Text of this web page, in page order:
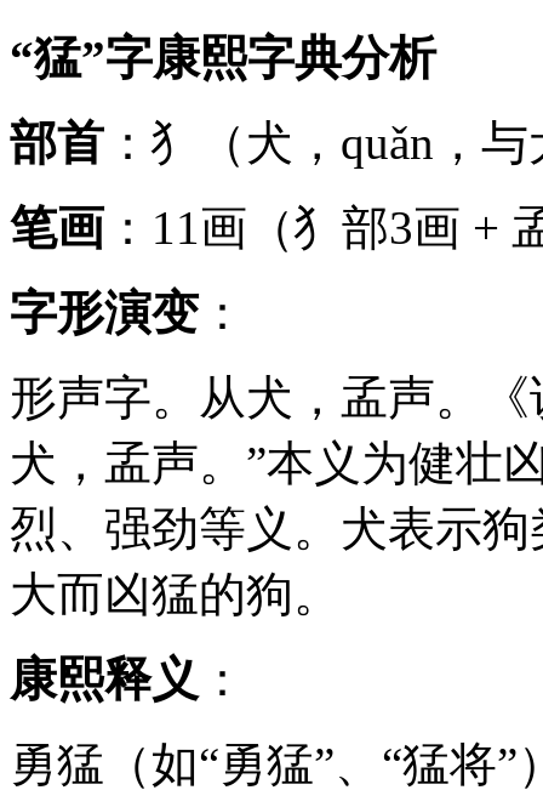
“猛”字康熙字典分析
部首 ：犭（犬，quǎn，
笔画 ：11画（犭部3画 +
字形演变：
形声字。从犬，孟声。
犬，孟声。”本义为健壮
烈、强劲等义。犬表示
大而凶猛的狗。
康熙释义 ：
勇猛（如“勇猛”、“猛将”